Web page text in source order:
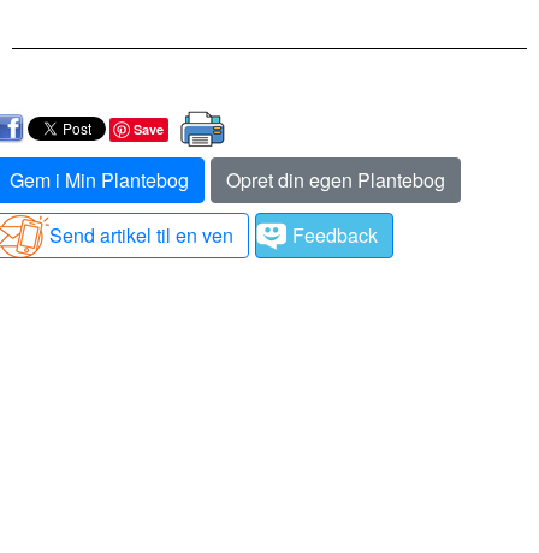
Save
Gem i Min Plantebog
Opret din egen Plantebog
Send artikel til en ven
Feedback